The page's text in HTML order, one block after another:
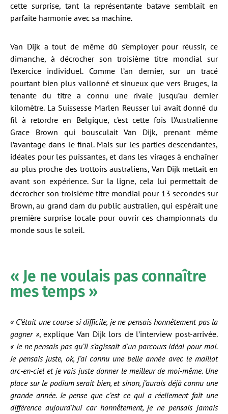
cette surprise, tant la représentante batave semblait en
parfaite harmonie avec sa machine.
Van Dijk a tout de même dû s’employer pour réussir, ce
dimanche, à décrocher son troisième titre mondial sur
l’exercice individuel. Comme l’an dernier, sur un tracé
pourtant bien plus vallonné et sinueux que vers Bruges, la
tenante du titre a connu une rivale jusqu’au dernier
kilomètre. La Suissesse Marlen Reusser lui avait donné du
fil à retordre en Belgique, c’est cette fois l’Australienne
Grace Brown qui bousculait Van Dijk, prenant même
l’avantage dans le final. Mais sur les parties descendantes,
idéales pour les puissantes, et dans les virages à enchaîner
au plus proche des trottoirs australiens, Van Dijk mettait en
avant son expérience. Sur la ligne, cela lui permettait de
décrocher son troisième titre mondial pour 13 secondes sur
Brown, au grand dam du public australien, qui espérait une
première surprise locale pour ouvrir ces championnats du
monde sous le soleil.
« Je ne voulais pas connaître
mes temps »
« C’était une course si difficile, je ne pensais honnêtement pas la
gagner », explique Van Dijk lors de l’interview post-arrivée.
« Je ne pensais pas qu’il s’agissait d’un parcours idéal pour moi.
Je pensais juste, ok, j’ai connu une belle année avec le maillot
arc-en-ciel et je vais juste donner le meilleur de moi-même. Une
place sur le podium serait bien, et sinon, j’aurais déjà connu une
grande année. Je pense que c’est ce qui a réellement fait une
différence aujourd’hui car honnêtement, je ne pensais jamais